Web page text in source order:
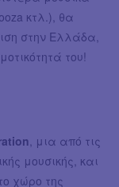
κτλ.), θα
στην Ελλάδα,
του!
, μια από τις
μουσικής, και
χώρο της